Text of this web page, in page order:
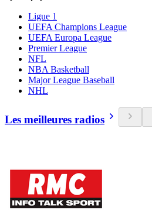
Ligue 1
UEFA Champions League
UEFA Europa League
Premier League
NFL
NBA Basketball
Major League Baseball
NHL
Les meilleures radios